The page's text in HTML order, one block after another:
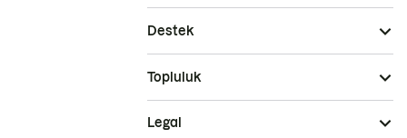
Destek
Topluluk
Legal